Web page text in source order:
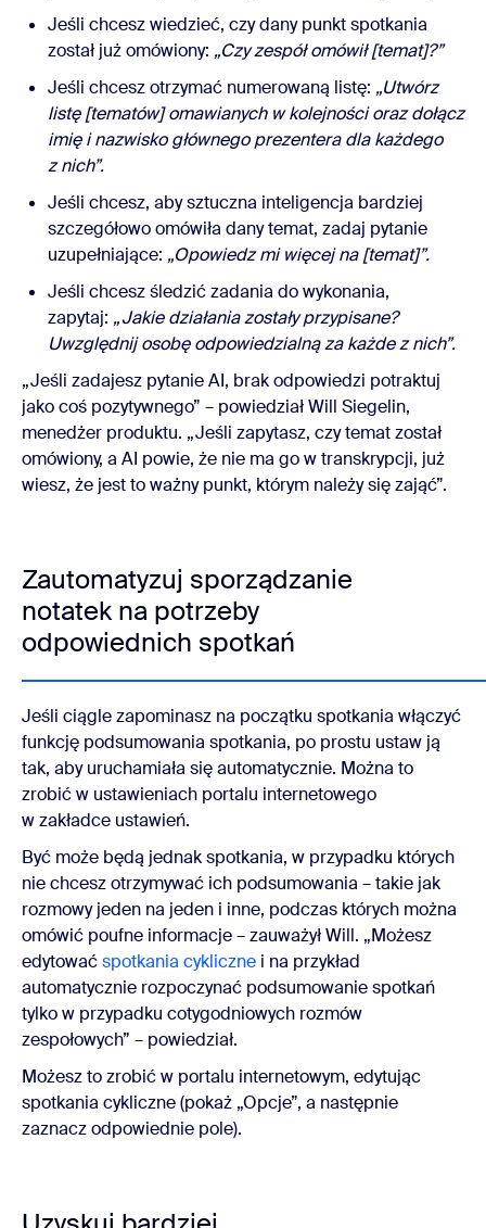
Jeśli chcesz wiedzieć, czy dany punkt spotkania
został już omówiony: „Czy zespół omówił [temat]?”
Jeśli chcesz otrzymać numerowaną listę: „Utwórz
listę [tematów] omawianych w kolejności oraz dołącz
imię i nazwisko głównego prezentera dla każdego
z nich”.
Jeśli chcesz, aby sztuczna inteligencja bardziej
szczegółowo omówiła dany temat, zadaj pytanie
uzupełniające: „Opowiedz mi więcej na [temat]”.
Jeśli chcesz śledzić zadania do wykonania,
zapytaj: „Jakie działania zostały przypisane?
Uwzględnij osobę odpowiedzialną za każde z nich”.
„Jeśli zadajesz pytanie AI, brak odpowiedzi potraktuj
jako coś pozytywnego” – powiedział Will Siegelin,
menedżer produktu. „Jeśli zapytasz, czy temat został
omówiony, a AI powie, że nie ma go w transkrypcji, już
wiesz, że jest to ważny punkt, którym należy się zająć”.
Zautomatyzuj sporządzanie
notatek na potrzeby
odpowiednich spotkań
Jeśli ciągle zapominasz na początku spotkania włączyć
funkcję podsumowania spotkania, po prostu ustaw ją
tak, aby uruchamiała się automatycznie. Można to
zrobić w ustawieniach portalu internetowego
w zakładce ustawień.
Być może będą jednak spotkania, w przypadku których
nie chcesz otrzymywać ich podsumowania – takie jak
rozmowy jeden na jeden i inne, podczas których można
omówić poufne informacje – zauważył Will. „Możesz
edytowaćspotkania cykliczne i na przykład
automatycznie rozpoczynać podsumowanie spotkań
tylko w przypadku cotygodniowych rozmów
zespołowych” – powiedział.
Możesz to zrobić w portalu internetowym, edytując
spotkania cykliczne (pokaż „Opcje”, a następnie
zaznacz odpowiednie pole).